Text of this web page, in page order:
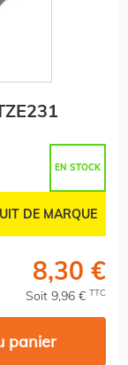
EN STOCK
DE MARQUE
8,30 €
Soit 9,96 € TTC
panier